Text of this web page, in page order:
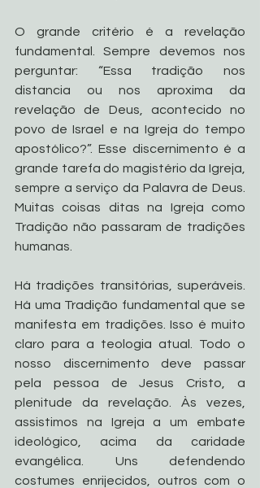
O grande critério é a revelação
fundamental. Sempre devemos nos
perguntar: “Essa tradição nos
distancia ou nos aproxima da
revelação de Deus, acontecido no
povo de Israel e na Igreja do tempo
apostólico?”. Esse discernimento é a
grande tarefa do magistério da Igreja,
sempre a serviço da Palavra de Deus.
Muitas coisas ditas na Igreja como
Tradição não passaram de tradições
humanas.
Há tradições transitórias, superáveis.
Há uma Tradição fundamental que se
manifesta em tradições. Isso é muito
claro para a teologia atual. Todo o
nosso discernimento deve passar
pela pessoa de Jesus Cristo, a
plenitude da revelação. Às vezes,
assistimos na Igreja a um embate
ideológico, acima da caridade
evangélica. Uns defendendo
costumes enrijecidos, outros com o